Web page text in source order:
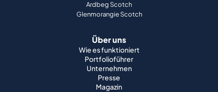
Ardbeg Scotch
Glenmorangie Scotch
Über uns
Wie es funktioniert
Portfolioführer
Unternehmen
Presse
Magazin